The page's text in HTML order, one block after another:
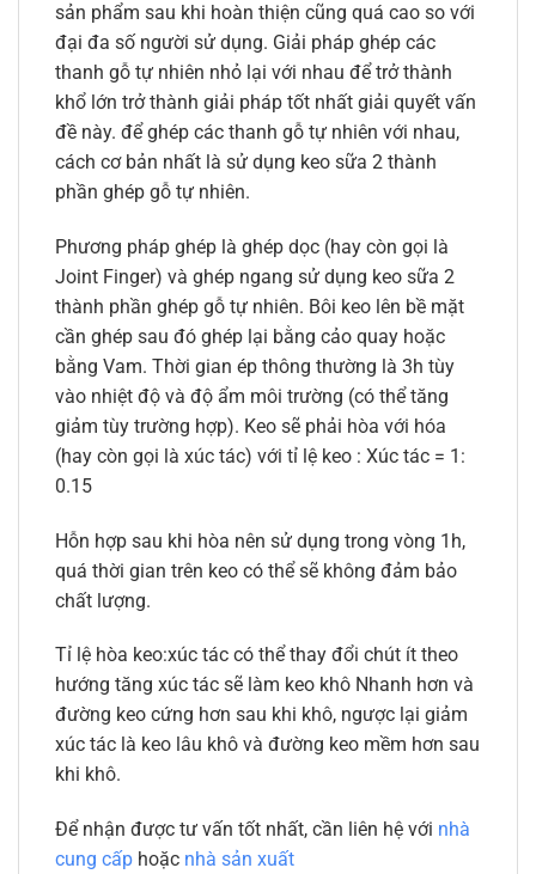
sản phẩm sau khi hoàn thiện cũng quá cao so với
đại đa số người sử dụng. Giải pháp ghép các
thanh gỗ tự nhiên nhỏ lại với nhau để trở thành
khổ lớn trở thành giải pháp tốt nhất giải quyết vấn
đề này. để ghép các thanh gỗ tự nhiên với nhau,
cách cơ bản nhất là sử dụng keo sữa 2 thành
phần ghép gỗ tự nhiên.
Phương pháp ghép là ghép dọc (hay còn gọi là
Joint Finger) và ghép ngang sử dụng keo sữa 2
thành phần ghép gỗ tự nhiên. Bôi keo lên bề mặt
cần ghép sau đó ghép lại bằng cảo quay hoặc
bằng Vam. Thời gian ép thông thường là 3h tùy
vào nhiệt độ và độ ẩm môi trường (có thể tăng
giảm tùy trường hợp). Keo sẽ phải hòa với hóa
(hay còn gọi là xúc tác) với tỉ lệ keo : Xúc tác = 1:
0.15
Hỗn hợp sau khi hòa nên sử dụng trong vòng 1h,
quá thời gian trên keo có thể sẽ không đảm bảo
chất lượng.
Tỉ lệ hòa keo:xúc tác có thể thay đổi chút ít theo
hướng tăng xúc tác sẽ làm keo khô Nhanh hơn và
đường keo cứng hơn sau khi khô, ngược lại giảm
xúc tác là keo lâu khô và đường keo mềm hơn sau
khi khô.
Để nhận được tư vấn tốt nhất, cần liên hệ với nhà
cung cấp hoặc nhà sản xuất